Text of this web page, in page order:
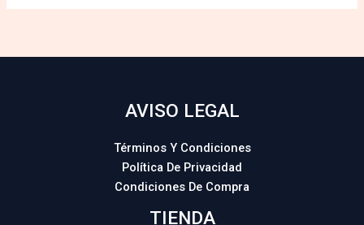
AVISO LEGAL
Términos Y Condiciones
Política De Privacidad
Condiciones De Compra
TIENDA